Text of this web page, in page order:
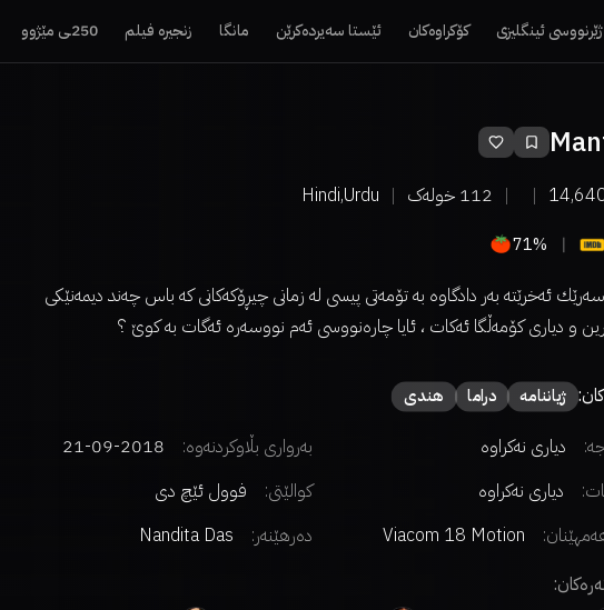
ژێرنووسی ئینگلیزی کۆکراوەکان ئێستا سەیردەکرێن مانگا زنجیرە فیلم 250ـی مێژوو
112 خولەک Hindi,Urdu
71%
ئه‌خرێته‌ به‌ر دادگاوه‌ به‌ تۆمه‌تی پیسی له‌ زمانی چیڕۆكه‌كانی كه‌ باس چه‌ند دیمه‌نێكی
و دیاری كۆمه‌ڵگا ئه‌كات ، ئایا چاره‌نووسی ئه‌م نووسه‌ره‌ ئه‌گات به‌ كوێ ؟
ژیاننامە دراما هندی
دیاری نەکراوە بەرواری بڵاوکردنەوە:
2018-09-21
دیاری نەکراوە کوالێتی:
فوول ئێچ دی
Viacom 18 Motion
دەرهێنەر:
Nandita Das